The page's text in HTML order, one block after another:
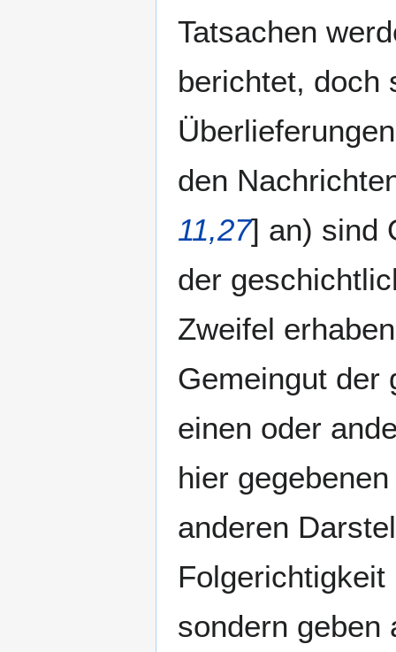
Tatsachen
berichtet, doch
den
11,27] an) sind
der
Zweifel
Gemeingut der
einen oder
hier
anderen
sondern geben